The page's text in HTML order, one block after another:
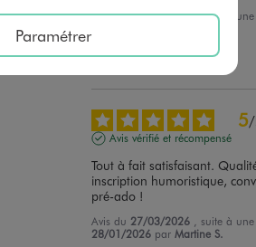
Avis du31/03/2026 , suite à
Utile(0) Signaler
5/
Avis vérifié et récompensé
Tout à fait satisfaisant.
inscription humoristique,
pré-ado !
Avis du 27/03/2026
, suite à
28/01/2026 parMartine S.
Paramétrer